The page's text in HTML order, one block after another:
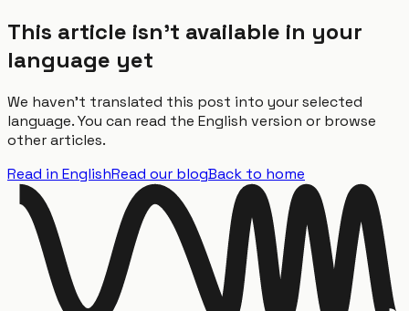
This article isn't available in your
language yet
We haven't translated this post into your selected
language. You can read the English version or browse
other articles.
Read in EnglishRead our blogBack to home